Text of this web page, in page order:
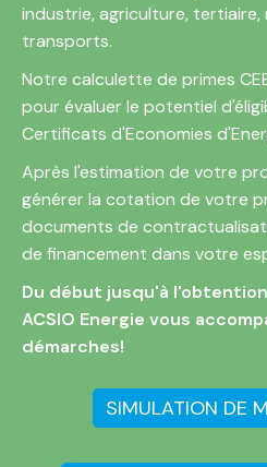
industrie, agriculture, tertiaire,
transports.
Notre calculette de primes
pour évaluer le potentiel
Certificats d'Economies
Après l'estimation de votre
générer la cotation de votre
documents de
de financement dans votre
Du début jusqu'à
ACSIO Energie vous
démarches!
SIMULATION DE